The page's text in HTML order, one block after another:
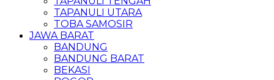
TAPANULI UTARA
TOBA SAMOSIR
JAWA BARAT
BANDUNG
BANDUNG BARAT
BEKASI